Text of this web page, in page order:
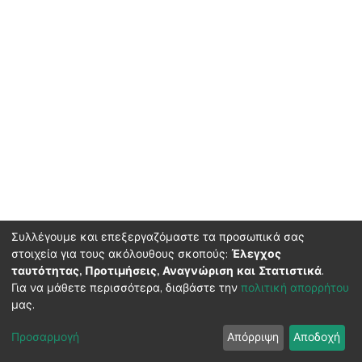
HMU Library & Information Center, Tel: (+30) 2810 379330,
irepository@hmu.gr
Instructions
Copyright © 2026, Department of Educational Process Coordination
and Support, HMU | Based on Dspace
Συλλέγουμε και επεξεργαζόμαστε τα προσωπικά σας
στοιχεία για τους ακόλουθους σκοπούς: Έλεγχος
ταυτότητας, Προτιμήσεις, Αναγνώριση και Στατιστικά.
Για να μάθετε περισσότερα, διαβάστε την πολιτική απορρήτου
μας.
Προσαρμογή Απόρριψη Αποδοχή